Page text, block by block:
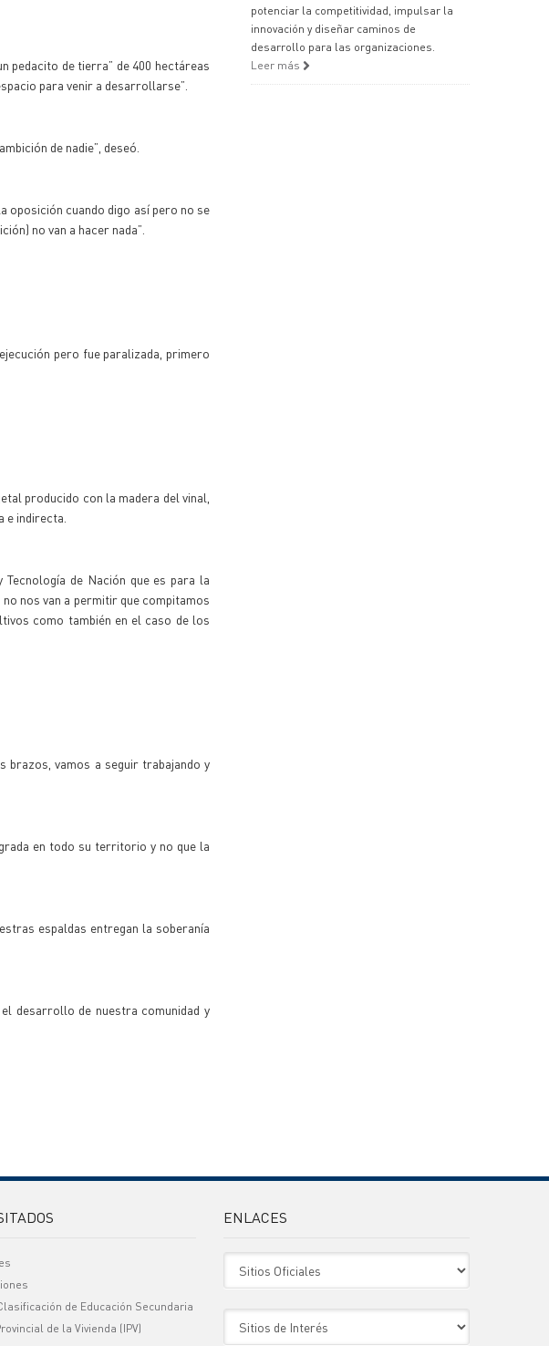
pedacito de tierra” de 400 hectáreas
para venir a desarrollarse”.
de nadie”, deseó.
oposición cuando digo así pero no se
no van a hacer nada”.
pero fue paralizada, primero
producido con la madera del vinal,
e indirecta.
de Nación que es para la
nos van a permitir que compitamos
como también en el caso de los
brazos, vamos a seguir trabajando y
en todo su territorio y no que la
espaldas entregan la soberanía
desarrollo de nuestra comunidad y
potenciar la competitividad, impulsar la
innovación y diseñar caminos de
desarrollo para las organizaciones.
Leer más
de Educación Secundaria
de la Vivienda (IPV)
ENLACES